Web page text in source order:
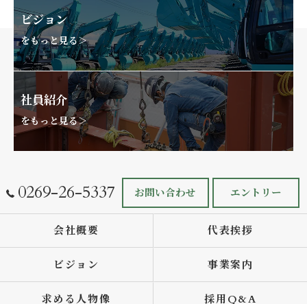
ビジョン
をもっと見る＞
社員紹介
をもっと見る＞
0269-26-5337 お問い合わせ エントリー
会社概要 代表挨拶
ビジョン 事業案内
求める人物像 採用Q&A